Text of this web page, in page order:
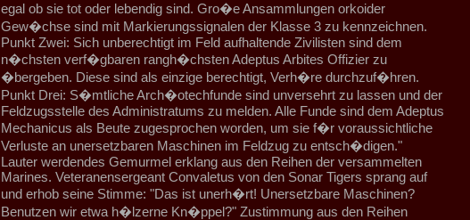
egal ob sie tot oder lebendig sind. Gro�e Ansammlungen orkoider
Gew�chse sind mit Markierungssignalen der Klasse 3 zu kennzeichnen.
Punkt Zwei: Sich unberechtigt im Feld aufhaltende Zivilisten sind dem
n�chsten verf�gbaren rangh�chsten Adeptus Arbites Offizier zu
�bergeben. Diese sind als einzige berechtigt, Verh�re durchzuf�hren.
Punkt Drei: S�mtliche Arch�otechfunde sind unversehrt zu lassen und der
Feldzugsstelle des Administratums zu melden. Alle Funde sind dem Adeptus
Mechanicus als Beute zugesprochen worden, um sie f�r voraussichtliche
Verluste an unersetzbaren Maschinen im Feldzug zu entsch�digen."
Lauter werdendes Gemurmel erklang aus den Reihen der versammelten
Marines. Veteranensergeant Convaletus von den Sonar Tigers sprang auf
und erhob seine Stimme: "Das ist unerh�rt! Unersetzbare Maschinen?
Benutzen wir etwa h�lzerne Kn�ppel?" Zustimmung aus den Reihen